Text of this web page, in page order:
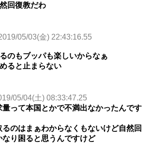
回復教だわ
05/03(金) 22:43:16.55
のもブッパも楽しいからなぁ
ると止まらない
05/04(土) 08:33:47.25
って本国とかで不満出なかったんです
のはまぁわからなくもないけど自然回
り困ると思うんですけど